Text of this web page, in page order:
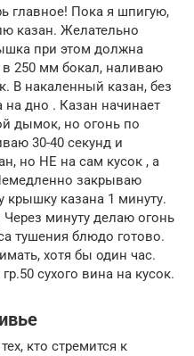
главное! Пока я шпигую,
казан. Желательно
при этом должна
в 250 мм бокал, наливаю
В накаленный казан, без
на дно . Казан начинает
дымок, но огонь по
30-40 секунд и
но НЕ на сам кусок , а
закрываю
крышку казана 1 минуту.
минуту делаю огонь
тушения блюдо готово.
хотя бы один час.
сухого вина на кусок.
кто стремится к